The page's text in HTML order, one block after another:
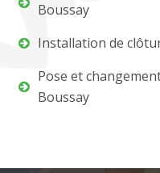
Boussay
Installation de
Pose et
Boussay